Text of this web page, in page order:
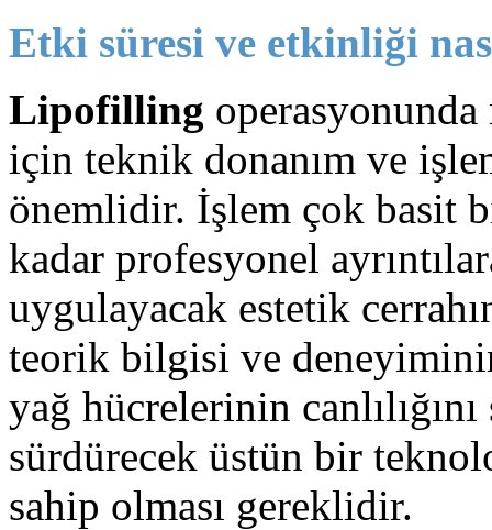
Etki süresi ve etkinliği
Lipofilling
için teknik donanım ve
önemlidir. İşlem çok basit
kadar profesyonel
uygulayacak estetik
teorik bilgisi ve
yağ hücrelerinin
sürdürecek üstün bir
sahip olması gereklidir.